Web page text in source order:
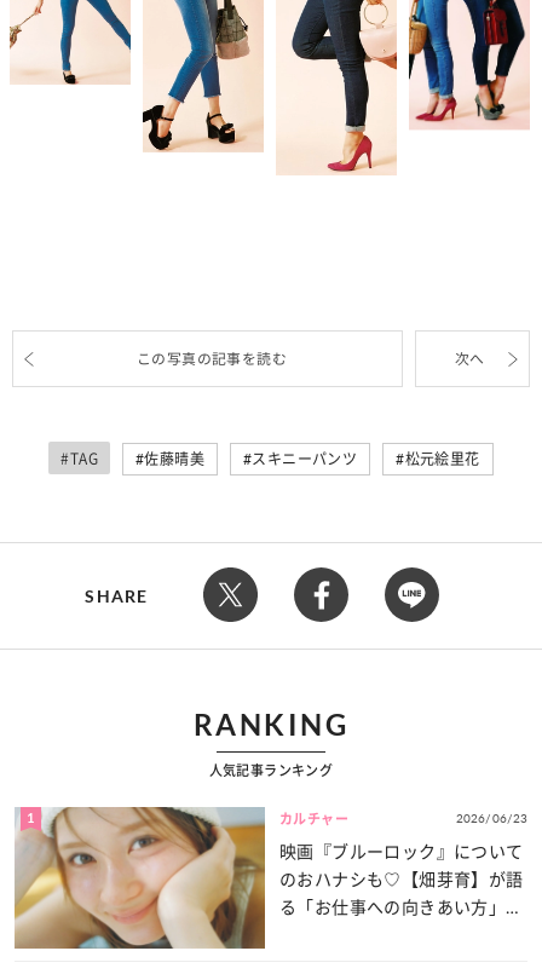
この写真の記事を読む 次へ
#TAG 佐藤晴美 スキニーパンツ 松元絵里花
SHARE
RANKING
人気記事ランキング
1 カルチャー 2026/06/23
映画『ブルーロック』について
のおハナシも♡【畑芽育】が語
る「お仕事への向きあい方」と